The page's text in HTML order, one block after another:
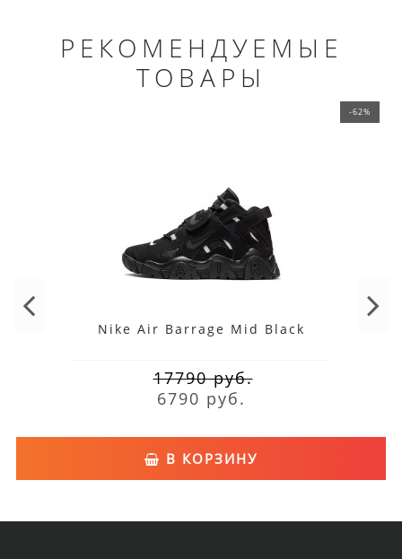
РЕКОМЕНДУЕМЫЕ
ТОВАРЫ
-62%
Nike Air Barrage Mid Black
17790 руб.
6790 руб.
В КОРЗИНУ